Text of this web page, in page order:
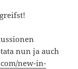
nun ja auch
new-in-